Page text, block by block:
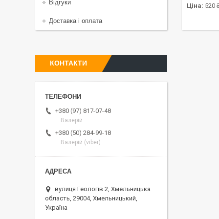
Ціна: 520
Відгуки
Доставка і оплата
КОНТАКТИ
+380 (97) 817-07-48
Валерій
+380 (50) 284-99-18
Валерій (viber)
вулиця Геологів 2, Хмельницька
область, 29004, Хмельницький,
Україна